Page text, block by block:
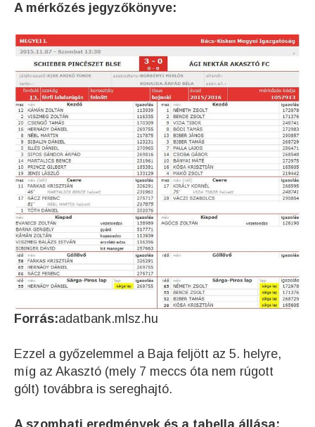
A mérkőzés jegyzőkönyve:
Forrás:adatbank.mlsz.hu
Ezzel a győzelemmel a Baja feljött az 5. helyre,
míg az Akasztó (mely 7 meccs óta nem rúgott
gólt) továbbra is sereghajtó.
A szombati eredmények és a tabella állása: